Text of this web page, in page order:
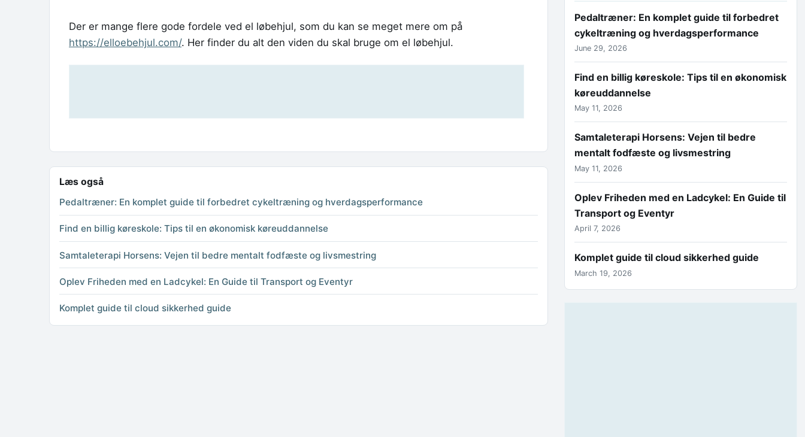
Der er mange flere gode fordele ved el løbehjul, som du kan se meget mere om på
https://elloebehjul.com/. Her finder du alt den viden du skal bruge om el løbehjul.
Læs også
Pedaltræner: En komplet guide til forbedret cykeltræning og hverdagsperformance
Find en billig køreskole: Tips til en økonomisk køreuddannelse
Samtaleterapi Horsens: Vejen til bedre mentalt fodfæste og livsmestring
Oplev Friheden med en Ladcykel: En Guide til Transport og Eventyr
Komplet guide til cloud sikkerhed guide
Pedaltræner: En komplet guide til forbedret
cykeltræning og hverdagsperformance
June 29, 2026
Find en billig køreskole: Tips til en økonomisk
køreuddannelse
May 11, 2026
Samtaleterapi Horsens: Vejen til bedre
mentalt fodfæste og livsmestring
May 11, 2026
Oplev Friheden med en Ladcykel: En Guide til
Transport og Eventyr
April 7, 2026
Komplet guide til cloud sikkerhed guide
March 19, 2026